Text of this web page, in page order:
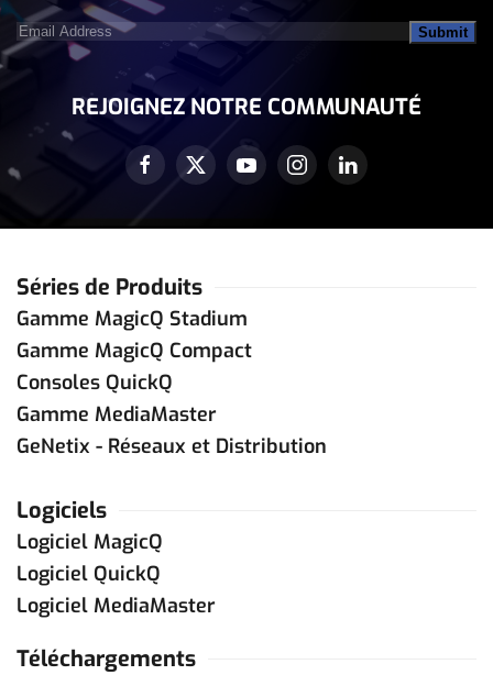
Email
Address(Nécessaire)
REJOIGNEZ NOTRE COMMUNAUTÉ
Séries de Produits
Gamme MagicQ Stadium
Gamme MagicQ Compact
Consoles QuickQ
Gamme MediaMaster
GeNetix - Réseaux et Distribution
Logiciels
Logiciel MagicQ
Logiciel QuickQ
Logiciel MediaMaster
Téléchargements